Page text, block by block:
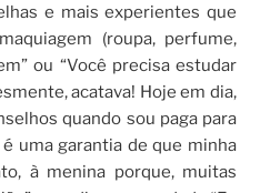
e mais experientes que
(roupa, perfume,
ou “Você precisa estudar
acatava! Hoje em dia,
quando sou paga para
uma garantia de que minha
à menina porque, muitas